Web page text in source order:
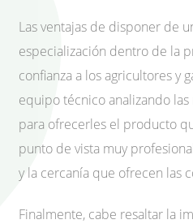
Las ventajas de disponer de
especialización dentro de la
confianza a los agricultores y
equipo técnico analizando
para ofrecerles el producto
punto de vista muy
y la cercanía que ofrecen las
Finalmente, cabe resaltar la